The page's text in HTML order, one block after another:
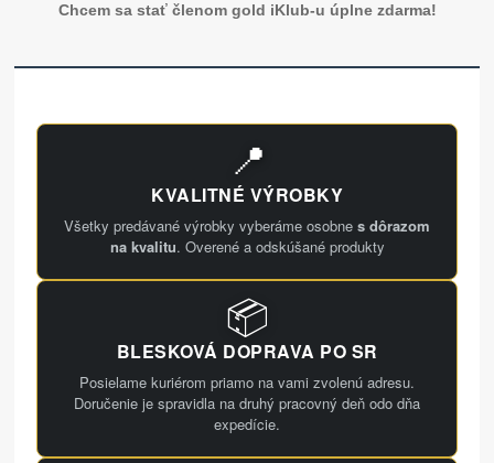
Chcem sa stať členom gold iKlub-u úplne zdarma!
📍
KVALITNÉ VÝROBKY
Všetky predávané výrobky vyberáme osobne s dôrazom
na kvalitu. Overené a odskúšané produkty
📦
BLESKOVÁ DOPRAVA PO SR
Posielame kuriérom priamo na vami zvolenú adresu.
Doručenie je spravidla na druhý pracovný deň odo dňa
expedície.